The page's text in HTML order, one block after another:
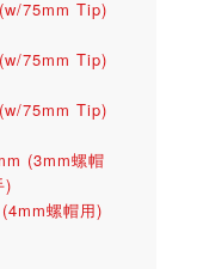
75mm Tip)
75mm Tip)
75mm Tip)
(3mm螺帽
)
螺帽用)